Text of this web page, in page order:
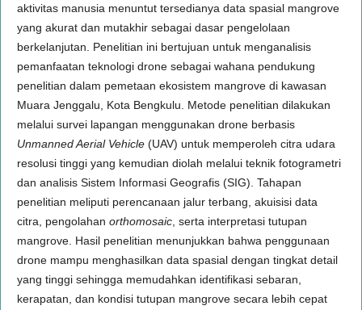
aktivitas manusia menuntut tersedianya data spasial mangrove
yang akurat dan mutakhir sebagai dasar pengelolaan
berkelanjutan. Penelitian ini bertujuan untuk menganalisis
pemanfaatan teknologi drone sebagai wahana pendukung
penelitian dalam pemetaan ekosistem mangrove di kawasan
Muara Jenggalu, Kota Bengkulu. Metode penelitian dilakukan
melalui survei lapangan menggunakan drone berbasis
Unmanned Aerial Vehicle(UAV) untuk memperoleh citra udara
resolusi tinggi yang kemudian diolah melalui teknik fotogrametri
dan analisis Sistem Informasi Geografis (SIG). Tahapan
penelitian meliputi perencanaan jalur terbang, akuisisi data
citra, pengolahan orthomosaic, serta interpretasi tutupan
mangrove. Hasil penelitian menunjukkan bahwa penggunaan
drone mampu menghasilkan data spasial dengan tingkat detail
yang tinggi sehingga memudahkan identifikasi sebaran,
kerapatan, dan kondisi tutupan mangrove secara lebih cepat